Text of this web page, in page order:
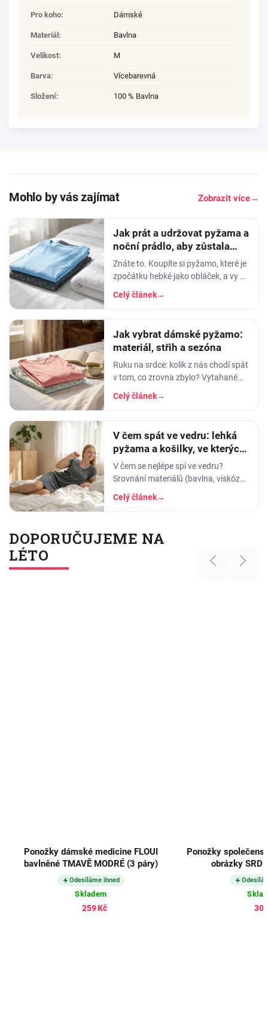
Pro koho: Dámské
Materiál : Bavlna
Velikost: M
Barva: Vícebarevná
Složení: 100 % Bavlna
Mohlo by vás zajímat Zobrazit více→
Jak prát a udržovat pyžama a
noční prádlo, aby zůstala
měkká
Znáte to. Koupíte si pyžamo, které je
zpočátku hebké jako obláček, a vy v
něm usínáte s pocitem, že spíte v
luxusu. Po pár měsících praní z něj…
Celý článek→
Jak vybrat dámské pyžamo:
materiál, střih a sezóna
Ruku na srdce: kolik z nás chodí spát
v tom, co zrovna zbylo? Vytahané
tričko po manželovi, staré legíny,
jedna nohavice nahoře, druhá dole.
Celý článek→
V čem spát ve vedru: lehká
pyžama a košilky, ve kterých
se nezapaříte
V čem se nejlépe spí ve vedru?
Srovnání materiálů (bavlna, viskóza,
len, hedvábí) a tipy na lehká letní
pyžama a noční košilky, ve kterých
Celý článek→
DOPORUČUJEME NA
LÉTO
Previous
Ponožky dámské medicine FLOUI
bavlněné TMAVĚ MODRÉ (3 páry)
Odesíláme ihned
Skladem
259 Kč
Ponožky
obrázky
Next